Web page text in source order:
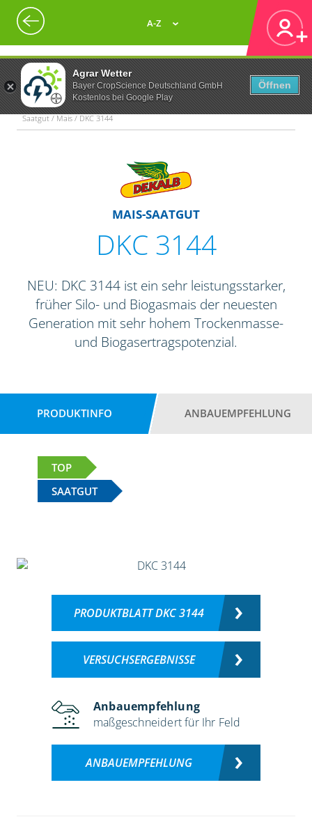
Agrar Wetter
Bayer CropScience Deutschland GmbH
Kostenlos bei Google Play
Öffnen
A-Z
Saatgut / Mais / DKC 3144
MAIS-SAATGUT
DKC 3144
NEU: DKC 3144 ist ein sehr leistungsstarker,
früher Silo- und Biogasmais der neuesten
Generation mit sehr hohem Trockenmasse-
und Biogasertragspotenzial.
PRODUKTINFO ANBAUEMPFEHLUNG
TOP
SAATGUT
PRODUKTBLATT DKC 3144
VERSUCHSERGEBNISSE
Anbauempfehlung
maßgeschneidert für Ihr Feld
ANBAUEMPFEHLUNG